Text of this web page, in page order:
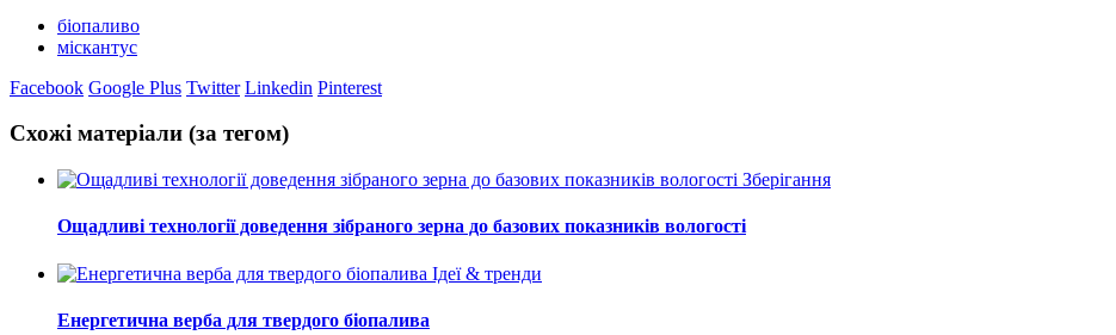
біопаливо
міскантус
Facebook Google Plus Twitter Linkedin Pinterest
Схожі матеріали (за тегом)
Зберігання
Ощадливі технології доведення зібраного зерна до базових показників вологості
Ідеї & тренди
Енергетична верба для твердого біопалива